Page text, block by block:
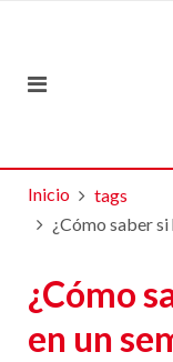
Inicio
tags
¿Cómo saber
¿Cómo
en un